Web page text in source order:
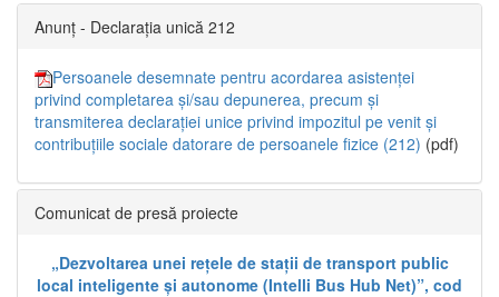
Anunț - Declarația unică 212
Persoanele desemnate pentru acordarea asistenței
privind completarea și/sau depunerea, precum și
transmiterea declarației unice privind impozitul pe venit și
contribuțiile sociale datorare de persoanele fizice (212) (pdf)
Comunicat de presă proiecte
„Dezvoltarea unei rețele de stații de transport public
local inteligente și autonome (Intelli Bus Hub Net)”, cod